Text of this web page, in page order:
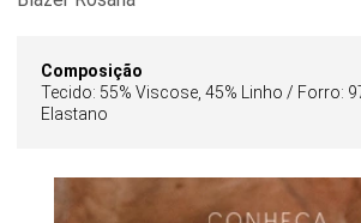
Composição
Tecido: 55% Viscose, 45% Linho / Forro:
Elastano